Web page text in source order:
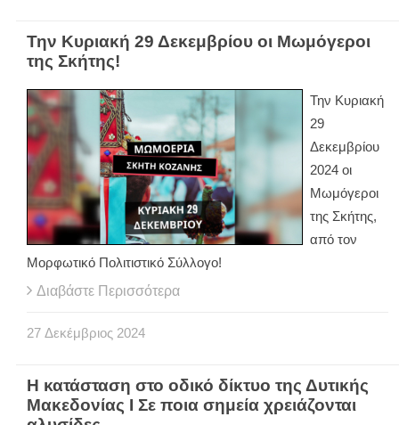
Την Κυριακή 29 Δεκεμβρίου οι Μωμόγεροι
της Σκήτης!
Την Κυριακή
29
Δεκεμβρίου
2024 οι
Μωμόγεροι
της Σκήτης,
από τον
Μορφωτικό Πολιτιστικό Σύλλογο!
Διαβάστε Περισσότερα
27 Δεκέμβριος 2024
Η κατάσταση στο οδικό δίκτυο της Δυτικής
Μακεδονίας I Σε ποια σημεία χρειάζονται